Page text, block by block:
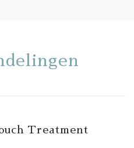
Treatment